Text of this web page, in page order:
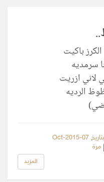
باكيت
سرمديه
لاني ازريت
الرديه
بتاريخ 07-Oct-2015
مرة
المزيد